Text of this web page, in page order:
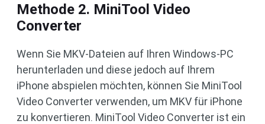
Methode 2. MiniTool Video
Converter
Wenn Sie MKV-Dateien auf Ihren Windows-PC
herunterladen und diese jedoch auf Ihrem
iPhone abspielen möchten, können Sie MiniTool
Video Converter verwenden, um MKV für iPhone
zu konvertieren. MiniTool Video Converter ist ein